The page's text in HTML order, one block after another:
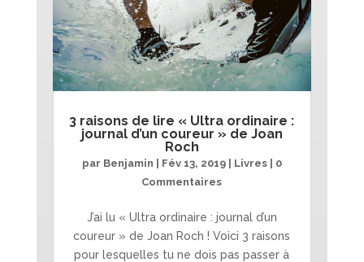
3 raisons de lire « Ultra ordinaire :
journal d’un coureur » de Joan
Roch
par Benjamin Fév 13, 2019| Livres| 0
Commentaires
J’ai lu « Ultra ordinaire : journal d’un
coureur » de Joan Roch ! Voici 3 raisons
pour lesquelles tu ne dois pas passer à